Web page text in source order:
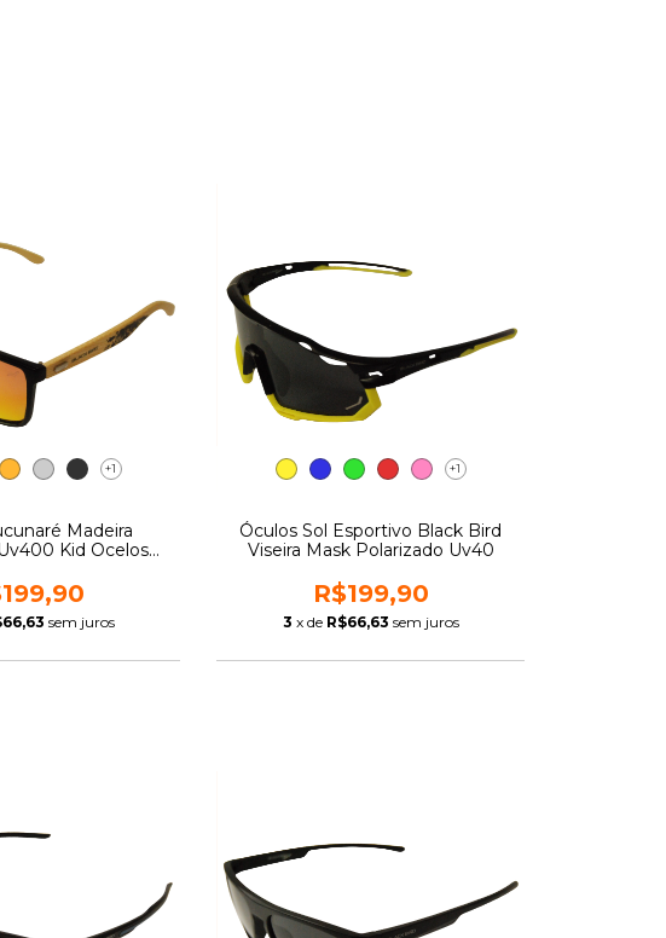
+1
Madeira
Kid Ocelos
sem juros
+1
Óculos Sol Esportivo Black Bird
Viseira Mask Polarizado Uv40
R$199,90
3 x de R$66,63 sem juros